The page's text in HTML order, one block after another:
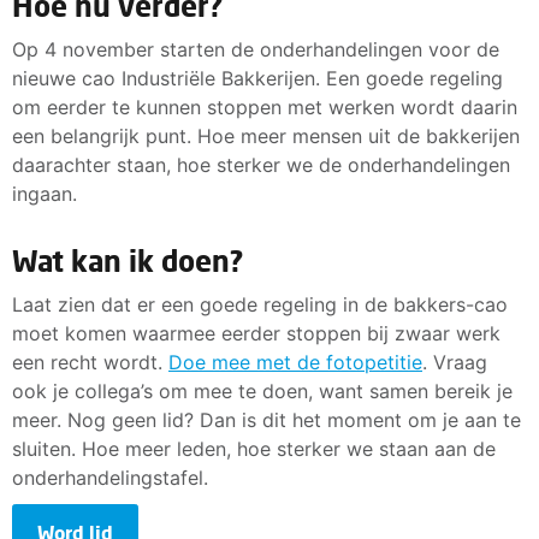
Op 4 november starten de onderhandelingen voor de
nieuwe cao Industriële Bakkerijen. Een goede regeling
om eerder te kunnen stoppen met werken wordt daarin
een belangrijk punt. Hoe meer mensen uit de bakkerijen
daarachter staan, hoe sterker we de onderhandelingen
ingaan.
Wat kan ik doen?
Laat zien dat er een goede regeling in de bakkers-cao
moet komen waarmee eerder stoppen bij zwaar werk
een recht wordt. Doe mee met de fotopetitie. Vraag
ook je collega’s om mee te doen, want samen bereik je
meer. Nog geen lid? Dan is dit het moment om je aan te
sluiten. Hoe meer leden, hoe sterker we staan aan de
onderhandelingstafel.
Word lid